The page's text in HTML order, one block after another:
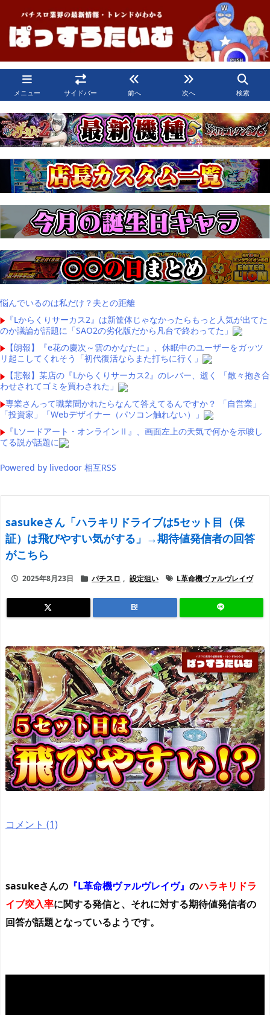
メニュー サイドバー 前へ 次へ 検索
悩んでいるのは私だけ？夫との距離
『Lからくりサーカス2』は新筐体じゃなかったらもっと人気が出てた
のか議論が話題に「SAO2の劣化版だから凡台で終わってた」
【朗報】『e花の慶次～雲のかなたに』、休眠中のユーザーをガッツ
リ起こしてくれそう「初代復活ならまた打ちに行く」
【悲報】某店の『Lからくりサーカス2』のレバー、逝く 「散々抱き合
わせされてゴミを買わされた」
専業さんって職業聞かれたらなんて答えてるんですか？ 「自営業」
「投資家」「Webデザイナー（パソコン触れない）」
『Lソードアート・オンラインⅡ』、画面左上の天気で何かを示唆し
てる説が話題に
Powered by livedoor 相互RSS
sasukeさん「ハラキリドライブは5セット目（保
証）は飛びやすい気がする」→期待値発信者の回答
がこちら
2025年8月23日 パチスロ , 設定狙い L革命機ヴァルヴレイヴ
B!
コメント (1)
sasukeさんの 『L革命機ヴァルヴレイヴ』 のハラキリドラ
イブ突入率に関する発信と、それに対する期待値発信者の
回答が話題となっているようです。